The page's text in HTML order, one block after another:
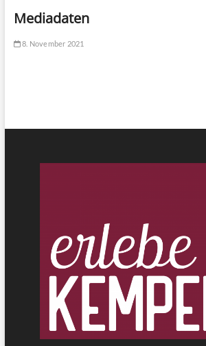
Mediadaten
8. November 2021